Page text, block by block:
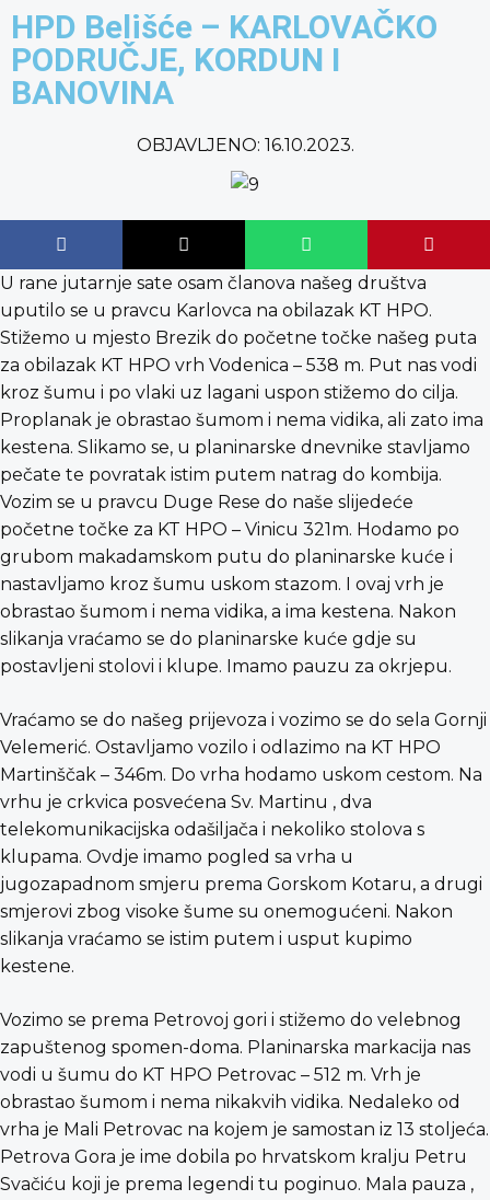
content
HPD Belišće – KARLOVAČKO
PODRUČJE, KORDUN I
BANOVINA
OBJAVLJENO: 16.10.2023.
U rane jutarnje sate osam članova našeg društva
uputilo se u pravcu Karlovca na obilazak KT HPO.
Stižemo u mjesto Brezik do početne točke našeg puta
za obilazak KT HPO vrh Vodenica – 538 m. Put nas vodi
kroz šumu i po vlaki uz lagani uspon stižemo do cilja.
Proplanak je obrastao šumom i nema vidika, ali zato ima
kestena. Slikamo se, u planinarske dnevnike stavljamo
pečate te povratak istim putem natrag do kombija.
Vozim se u pravcu Duge Rese do naše slijedeće
početne točke za KT HPO – Vinicu 321m. Hodamo po
grubom makadamskom putu do planinarske kuće i
nastavljamo kroz šumu uskom stazom. I ovaj vrh je
obrastao šumom i nema vidika, a ima kestena. Nakon
slikanja vraćamo se do planinarske kuće gdje su
postavljeni stolovi i klupe. Imamo pauzu za okrjepu.
Vraćamo se do našeg prijevoza i vozimo se do sela Gornji
Velemerić. Ostavljamo vozilo i odlazimo na KT HPO
Martinščak – 346m. Do vrha hodamo uskom cestom. Na
vrhu je crkvica posvećena Sv. Martinu , dva
telekomunikacijska odašiljača i nekoliko stolova s
klupama. Ovdje imamo pogled sa vrha u
jugozapadnom smjeru prema Gorskom Kotaru, a drugi
smjerovi zbog visoke šume su onemogućeni. Nakon
slikanja vraćamo se istim putem i usput kupimo
kestene.
Vozimo se prema Petrovoj gori i stižemo do velebnog
zapuštenog spomen-doma. Planinarska markacija nas
vodi u šumu do KT HPO Petrovac – 512 m. Vrh je
obrastao šumom i nema nikakvih vidika. Nedaleko od
vrha je Mali Petrovac na kojem je samostan iz 13 stoljeća.
Petrova Gora je ime dobila po hrvatskom kralju Petru
Svačiću koji je prema legendi tu poginuo. Mala pauza ,